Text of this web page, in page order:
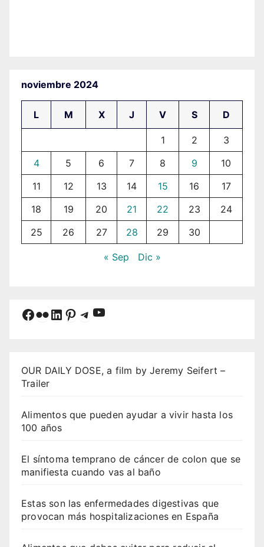
noviembre 2024
L M X J V S D
1 2
3
4
5 6 7 8 9
10
11
12 13 14 15 16
17
18
19 20 21 22 23
24
25
26 27 28 29 30
« Sep Dic »
Facebook
Flickr
LinkedIn
Pinterest
Telegram
YouTube
OUR DAILY DOSE, a film by Jeremy Seifert –
Trailer
Alimentos que pueden ayudar a vivir hasta los
100 años
El síntoma temprano de cáncer de colon que se
manifiesta cuando vas al baño
Estas son las enfermedades digestivas que
provocan más hospitalizaciones en España